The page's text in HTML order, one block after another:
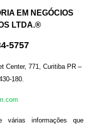
EM NEGÓCIOS
LTDA.®
5757
Center, 771, Curitiba PR –
180.
informações que